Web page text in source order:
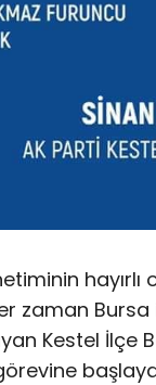
zaman
Kestel İlçe